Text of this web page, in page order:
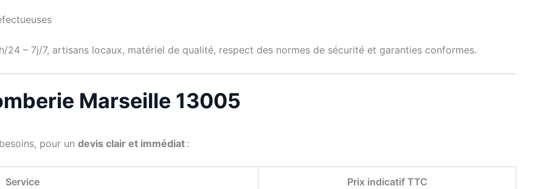
24 – 7j/7, artisans locaux, matériel de qualité, respect des normes de sécurité et garanties conformes.
Marseille 13005
pour un devis clair et immédiat :
Service Prix indicatif TTC